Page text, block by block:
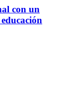
con un